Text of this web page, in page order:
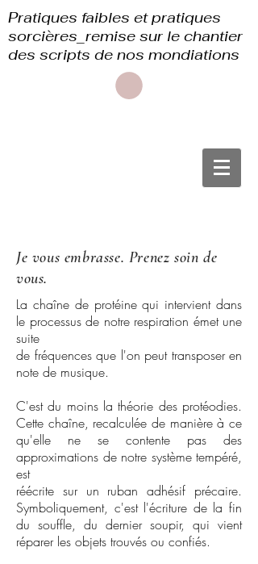
Pratiques faibles et pratiques
sorcières_remise sur le chantier
des scripts de nos mondiations
Je vous embrasse. Prenez soin de
vous.
La chaîne de protéine qui intervient dans
le processus de notre respiration émet une
suite
de fréquences que l'on peut transposer en
note de musique.
C'est du moins la théorie des protéodies.
Cette chaîne, recalculée de manière à ce
qu'elle ne se contente pas des
approximations de notre système tempéré,
est
réécrite sur un ruban adhésif précaire.
Symboliquement, c'est l'écriture de la fin
du souffle, du dernier soupir, qui vient
réparer les objets trouvés ou confiés.